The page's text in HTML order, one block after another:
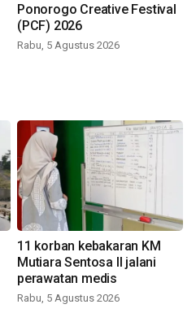
Ponorogo Creative Festival
(PCF) 2026
Rabu, 5 Agustus 2026
11 korban kebakaran KM
Mutiara Sentosa II jalani
perawatan medis
Rabu, 5 Agustus 2026